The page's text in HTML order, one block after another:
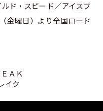
ド・スピード／アイスブ
金曜日）より全国ロード
ＡＫ
イク